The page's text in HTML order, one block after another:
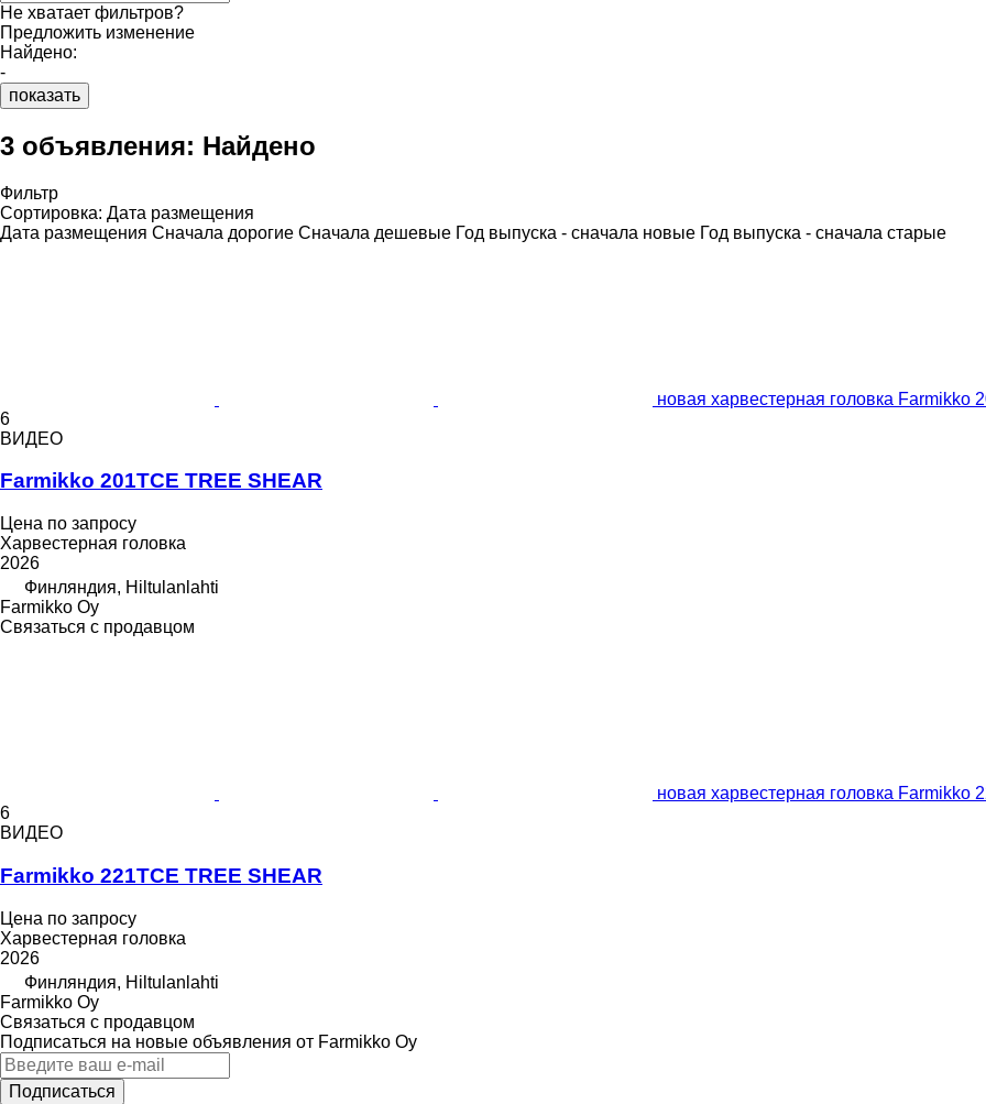
Не хватает фильтров?
Предложить изменение
Найдено:
-
показать
3 объявления: Найдено
Фильтр
Сортировка: Дата размещения
Дата размещения Сначала дорогие Сначала дешевые Год выпуска - сначала новые Год выпуска - сначала старые
новая харвестерная головка Farmikko
6
ВИДЕО
Farmikko 201TCE TREE SHEAR
Цена по запросу
Харвестерная головка
2026
Финляндия, Hiltulanlahti
Farmikko Oy
Связаться с продавцом
новая харвестерная головка Farmikko
6
ВИДЕО
Farmikko 221TCE TREE SHEAR
Цена по запросу
Харвестерная головка
2026
Финляндия, Hiltulanlahti
Farmikko Oy
Связаться с продавцом
Подписаться на новые объявления от Farmikko Oy
Подписаться